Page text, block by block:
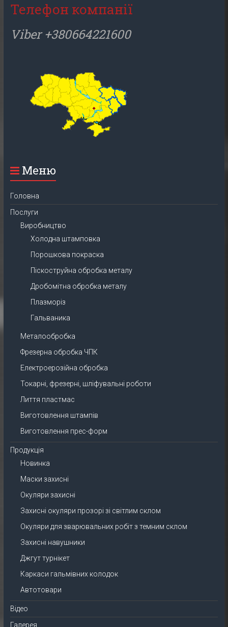
Телефон компанії
Viber +380664221600
Меню
Головна
Послуги
Виробництво
Холодна штамповка
Порошкова покраска
Піскоструйна обробка металу
Дробомітна обробка металу
Плазморіз
Гальваника
Металообробка
Фрезерна обробка ЧПК
Електроерозійна обробка
Токарні, фрезерні, шліфувальні роботи
Лиття пластмас
Виготовлення штампів
Виготовлення прес-форм
Продукція
Новинка
Маски захисні
Окуляри захисні
Захисні окуляри прозорі зі світлим склом
Окуляри для зварювальних робіт з темним склом
Захисні навушники
Джгут турнікет
Каркаси гальмівних колодок
Автотовари
Відео
Галерея